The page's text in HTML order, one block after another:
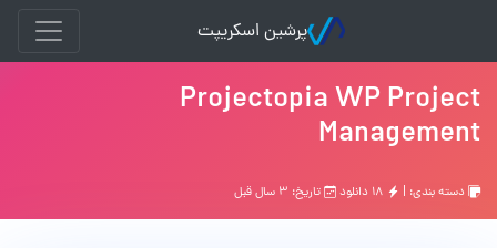
پرشین اسکریپت
Projectopia WP Project
Management
دسته بندی: | تاریخ: ۳ سال قبل